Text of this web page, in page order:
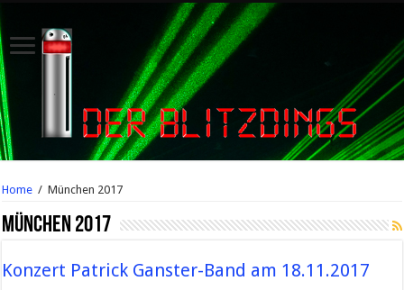
Home / München 2017
München 2017
Konzert Patrick Ganster-Band am 18.11.2017